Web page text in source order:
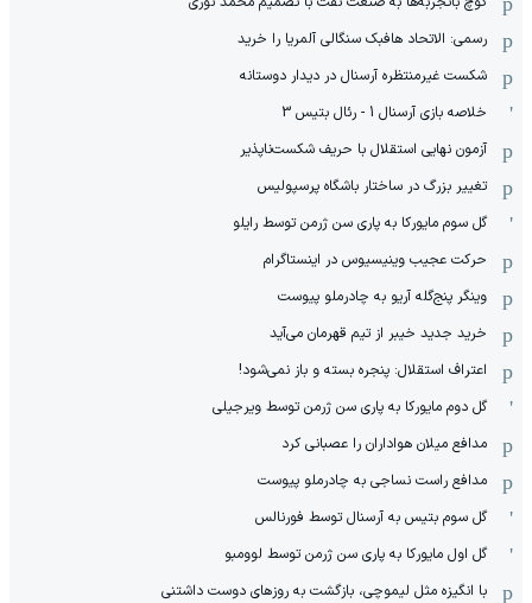
رسمی: الاتحاد هافبک سنگالی آلمریا را خرید
شکست غیرمنتظره آرسنال در دیدار دوستانه
خلاصه بازی آرسنال 1 - رئال بتیس 3
آزمون نهایی استقلال با حریف شکست‌ناپذیر
تغییر بزرگ در ساختار باشگاه پرسپولیس
گل سوم مایورکا به پاری سن ژرمن توسط رایلو
حرکت عجیب وینیسیوس در اینستاگرام
وینگر پنج‌گله آریو به چادرملو پیوست
خرید جدید خیبر از تیم قهرمان می‌آید
اعتراف استقلال: پنجره بسته و باز نمی‌شود!
گل دوم مایورکا به پاری سن ژرمن توسط ویرجیلی
مدافع میلان هواداران را عصبانی کرد
مدافع راست نساجی به چادرملو پیوست
گل سوم بتیس به آرسنال توسط فورنالس
گل اول مایورکا به پاری سن ژرمن توسط لوومبو
با انگیزه مثل لیموچی، بازگشت به روزهای دوست داشتنی